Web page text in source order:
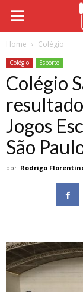
Home Colégio
Colégio Esporte
Colégio
Jogos
São
por Rodrigo